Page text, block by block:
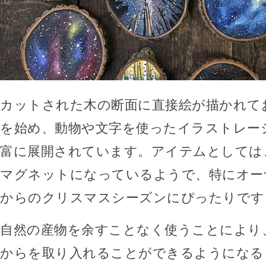
カットされた木の断面に直接絵が描かれ
を始め、動物や文字を使ったイラストレー
富に展開されています。アイテムとして
マグネットになっているようで、特にオ
からのクリスマスシーズンにぴったりで
自然の産物を余すことなく使うことによ
からを取り入れることができるようにな